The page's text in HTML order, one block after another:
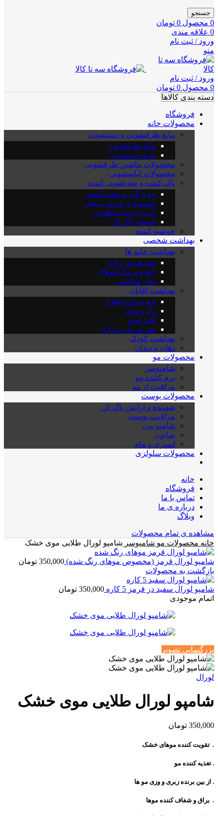
جستجو
0 محصول 0 تومان
0 علاقه مندی
ورود / ثبت نام
منو
ورود / ثبت نام
0 محصول 0 تومان
دسته بندی کالاها
فروشگاه
محصولات خانه
مایع ظرفشویی و دستشویی
مایع ظرفشویی
مایع دستشویی
محصولات ماشین ظرفشویی
محصولات لباسشویی
پاک کننده و ضدعفونی کننده
جرم گیر و سفید کننده
شوینده ی فرش و مبل
اسپری چند منظوره
شیشه پاک کن
خوشبو کننده
بهداشت شخصی
بهداشت خانم ها
ضد تعریق زنانه
ژیلت و یدک اصلاح
نوار بهداشتی
بهداشت اقایان
تیغ و یدک اصلاح
ژل و فوم
افتر شیو
ضد تعریق مردانه
بهداشت کودک
دهان و دندان
محصولات مو
شامپوسر
نرم کننده مو
مراقبت از مو
محصولات پوست
شوینده و ارایش پاک کن
مراقبت پوست
شامپو بدن
صابون
اسپری و مام
محصولات سلولزی
خانه
فروشگاه
تماس با ما
درباره ی ما
وبلاگ
مشاهده ی تمام محصولات
خانه محصولات مو شامپوسر شامپو لورال طلایی موی خشک
شامپو لورال قرمز (مخصوص موهای رنگ شده) 350,000 تومان
بازگشت به محصولات
شامپو لورال سفید در قرمز 5 کاره 350,000 تومان
اتمام موجودی
بزرگنمایی تصویر
لورال
شامپو لورال طلایی موی خشک
350,000 تومان
. تقویت کننده موهای خشک
. تغذیه کننده مو
. از بین برنده زبری و وزی مو ها
. براق و شفاف کننده موها